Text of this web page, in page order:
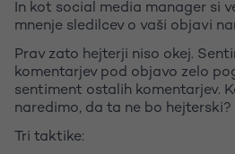
In kot social media manager si
mnenje sledilcev o vaši objavi
Prav zato hejterji niso okej.
komentarjev pod objavo zelo
sentiment ostalih komentarjev.
naredimo, da ta ne bo hejterski?
Tri taktike: